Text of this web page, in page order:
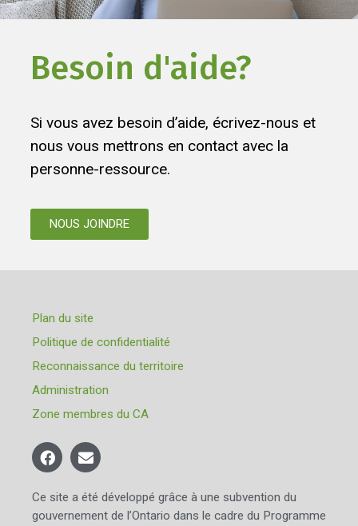
Besoin d'aide?
Si vous avez besoin d’aide, écrivez-nous et
nous vous mettrons en contact avec la
personne-ressource.
NOUS JOINDRE
Plan du site
Politique de confidentialité
Reconnaissance du territoire
Administration
Zone membres du CA
Ce site a été développé grâce à une subvention du
gouvernement de l’Ontario dans le cadre du Programme